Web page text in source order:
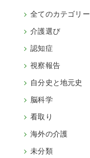
全てのカテゴリー
介護選び
認知症
視察報告
自分史と地元史
脳科学
看取り
海外の介護
未分類